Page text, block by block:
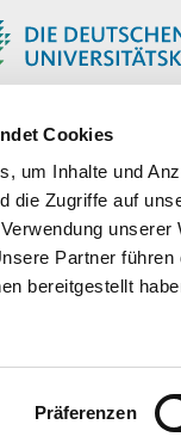
Cookies
um Inhalte und
die Zugriffe auf
Partner
bereitgestellt
Präferenzen